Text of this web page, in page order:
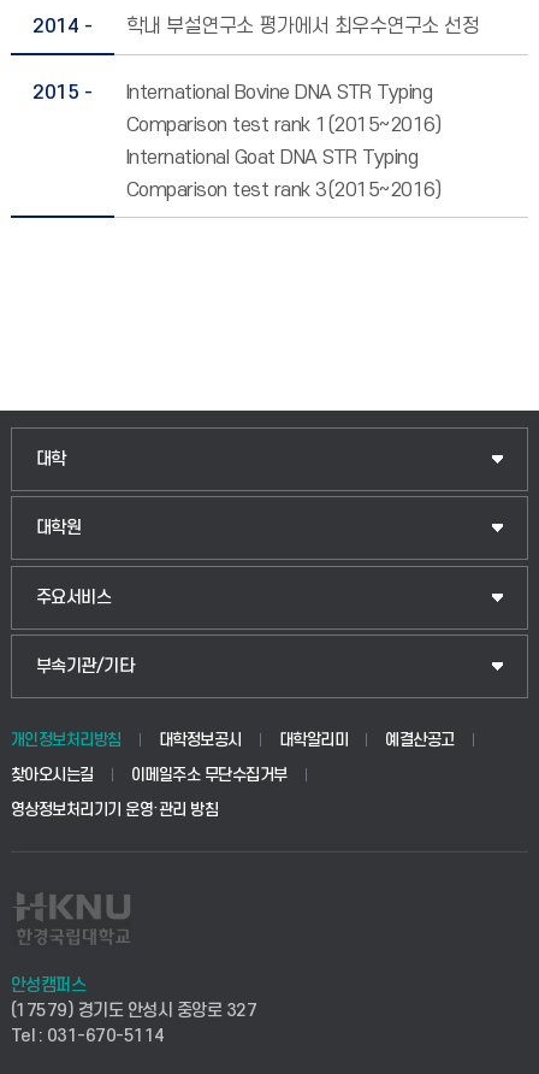
2014 - 학내 부설연구소 평가에서 최우수연구소 선정
2015 -
International Bovine DNA STR Typing
Comparison test rank 1(2015~2016)
International Goat DNA STR Typing
Comparison test rank 3(2015~2016)
대학
인문융합공공인재학부
법경영학부
생명공학부
사회안전시스템공학부
컴퓨터응용수학부
대학원
일반대학원
산업대학원
공공정책대학원
교육대학원
주요서비스
입학안내
웹메일
학사시스템(전문학사 및 전공심화)
사이버캠퍼스(전문학사 및 전공심화)
시설바로처리서비스
연구실안전관리시스템
부속기관/기타
중앙도서관
학생생활관(안성)
산학협력단
취업지원센터
창업지원센터
개인정보처리방침 대학정보공시 대학알리미
예결산공고
찾아오시는길
이메일주소 무단수집거부
영상정보처리기기 운영·관리 방침
안성캠퍼스
(17579) 경기도 안성시 중앙로 327
Tel : 031-670-5114